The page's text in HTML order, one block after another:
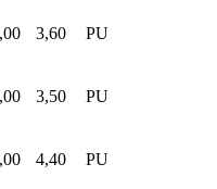
3,60 PU
3,50 PU
4,40 PU